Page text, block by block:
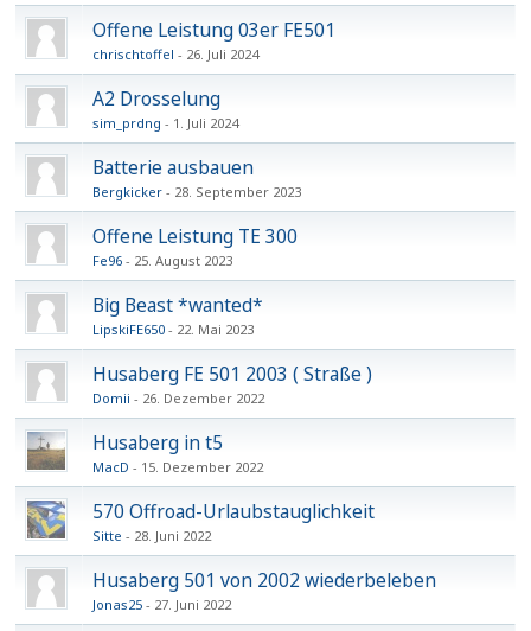
Offene Leistung 03er FE501
chrischtoffel 26. Juli 2024
A2 Drosselung
sim_prdng 1. Juli 2024
Batterie ausbauen
Bergkicker 28. September 2023
Offene Leistung TE 300
Fe96 25. August 2023
Big Beast *wanted*
LipskiFE650 22. Mai 2023
Husaberg FE 501 2003 ( Straße )
Domii 26. Dezember 2022
Husaberg in t5
MacD 15. Dezember 2022
570 Offroad-Urlaubstauglichkeit
Sitte 28. Juni 2022
Husaberg 501 von 2002 wiederbeleben
Jonas25 27. Juni 2022